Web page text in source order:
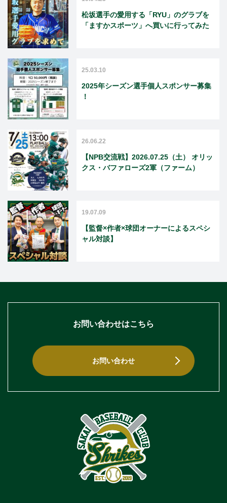
松坂選手の愛用する「RYU」のグラブを
「ますかスポーツ」へ買いに行ってみた
25.03.10
2025年シーズン選手個人スポンサー募集
！
26.06.22
【NPB交流戦】2026.07.25（土） オリッ
クス・バファローズ2軍（ファーム）
19.07.09
【監督×作者×球団オーナーによるスペシ
ャル対談】
お問い合わせはこちら
お問い合わせ